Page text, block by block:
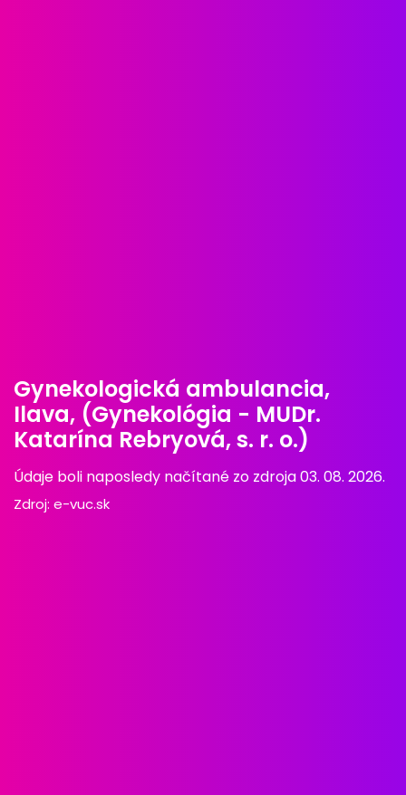
Gynekologická ambulancia,
Ilava, (Gynekológia - MUDr.
Katarína Rebryová, s. r. o.)
Údaje boli naposledy načítané zo zdroja 03. 08. 2026.
Zdroj: e-vuc.sk